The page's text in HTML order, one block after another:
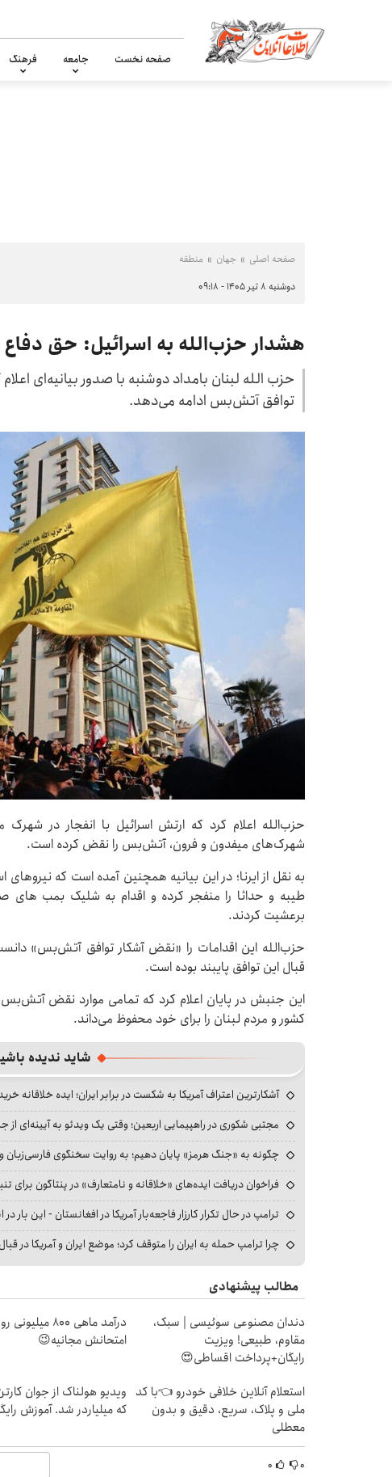
صفحه نخست جامعه فرهنگ
صفحه اصلی جهان منطقه
دوشنبه ۸ تیر ۱۴۰۵ - ۰۹:۱۸
هشدار حزب‌الله به اسرائیل: حق
حزب الله لبنان بامداد دوشنبه با صدور بیانیه‌ای
توافق آتش‌بس ادامه می‌دهد.
حزب‌الله اعلام کرد که ارتش اسرائیل با انفجار در
شهرک‌های میفدون و فرون، آتش‌بس را نقض کرده است.
به نقل از ایرنا؛ در این بیانیه همچنین آمده است که
طیبه و حداثا را منفجر کرده و اقدام به شلیک بمب های
برعشیت کردند.
حزب‌الله این اقدامات را «نقض آشکار توافق آتش‌بس»
قبال این توافق پایبند بوده است.
این جنبش در پایان اعلام کرد که تمامی موارد نقض
کشور و مردم لبنان را برای خود محفوظ می‌داند.
شاید ندیده
آشکارترین اعتراف آمریکا به شکست در برابر ایران؛ ایده خلاقانه
مجتبی شکوری در راهپیمایی اربعین؛ وقتی یک ویدئو به آیینه‌ای
چگونه به «جنگ هرمز» پایان دهیم؛ به روایت سخنگوی فارسی‌زبان
فراخوان دریافت ایده‌های «خلاقانه و نامتعارف» در پنتاگون برای
ترامپ در حال تکرار کارزار فاجعه‌بار آمریکا در افغانستان - این بار
چرا ترامپ حمله به ایران را متوقف کرد؛ موضع ایران و آمریکا در
مطالب پیشنهادی
دندان مصنوعی سوئیسی | سبک،
مقاوم، طبیعی! ویزیت
رایگان+پرداخت اقساطی😍
درآمد ماهی 800
امتحانش مجانیه😉
استعلام آنلاین خلافی خودرو 👈با کد
ملی و پلاک، سریع، دقیق و بدون
معطلی
ویدیو هولناک از جوان
که میلیاردر شد. آموزش
۰ ۰